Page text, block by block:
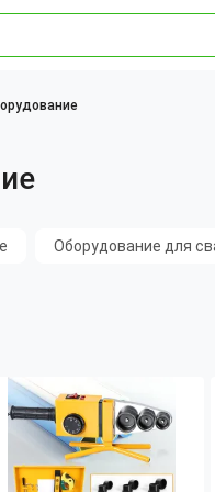
Оборудование для